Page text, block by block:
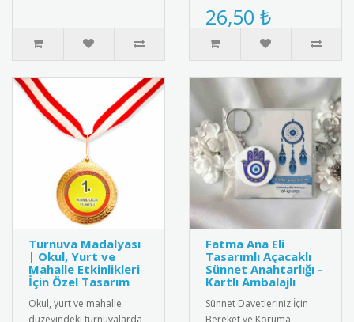
Yüzme Öğrendim"
madalyası. Kaliteli metal
malzemeden ü..
26,50 ₺
Turnuva Madalyası
| Okul, Yurt ve
Mahalle Etkinlikleri
İçin Özel Tasarım
Okul, yurt ve mahalle
düzeyindeki turnuvalarda
Fatma Ana Eli
Tasarımlı Açacaklı
Sünnet Anahtarlığı -
Kartlı Ambalajlı
Sünnet Davetleriniz İçin
Bereket ve Koruma